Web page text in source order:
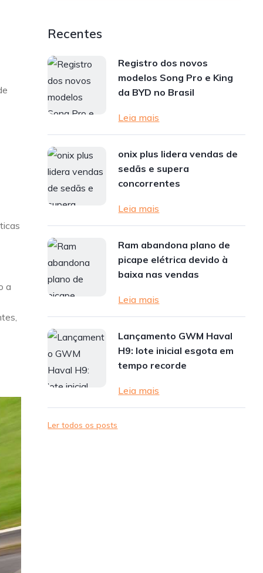
a
Recentes
Registro dos novos
modelos Song Pro e King
da BYD no Brasil
Leia mais
onix plus lidera vendas de
sedãs e supera
concorrentes
Leia mais
Ram abandona plano de
picape elétrica devido à
baixa nas vendas
Leia mais
Lançamento GWM Haval
H9: lote inicial esgota em
tempo recorde
Leia mais
Ler todos os posts